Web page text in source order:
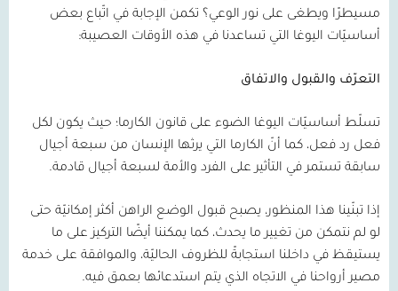
مسيطرًا ويطغى على نور الوعي؟ تكمن الإجابة في اتّباع بعض
أساسيّات اليوغا التي تساعدنا في هذه الأوقات العصيبة:
التعرّف والقبول والاتفاق
تسلّط أساسيّات اليوغا الضوء على قانون الكارما؛ حيث يكون لكل
فعل رد فعل، كما أنّ الكارما التي يرثها الإنسان من سبعة أجيال
سابقة تستمر في التأثير على الفرد والأمة لسبعة أجيال قادمة.
إذا تبنّينا هذا المنظور، يصبح قبول الوضع الراهن أكثر إمكانيّة حتى
لو لم نتمكن من تغيير ما يحدث، كما يمكننا أيضًا التركيز على ما
يستيقظ في داخلنا استجابةً للظروف الحاليّة، والموافقة على خدمة
مصير أرواحنا في الاتجاه الذي يتم استدعائها بعمق فيه.